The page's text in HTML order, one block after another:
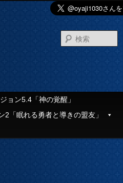
索
ョン5.4「神の覚醒」
2「眠れる勇者と導きの盟友」